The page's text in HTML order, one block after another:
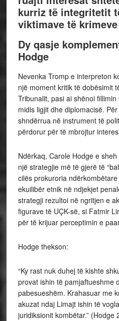
kurriz të integritetit
viktimave të
Dy qasje
Hodge
Nevenka Tromp e interpreton
një moment kritik të dobësimit
Tribunalit, pasi ai shënoi
midis ligjit dhe diplomacisë.
shndërrua në instrument të
përdorur për të mbrojtur
Ndërkaq, Carole Hodge e
një strategjie më të gjerë të
cilës prokuroria
ekuilibër etnik në ndjekjet
strategji rezultoi në ngritjen e
figurave të UÇK-së, si Fatmir
për të krijuar perceptimin e
Hodge thekson:
“Ky rast nuk duhej të kishte
provat ishin të pamjaftueshme
pabesueshëm. Krahasuar me
akuzat ndaj Limajt ishin të
juridiksionit kombëtar.” (Hodge